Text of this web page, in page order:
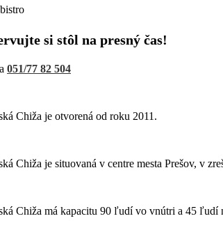
si stôl na presný čas!
051/77 82 504
Chiža je otvorená od roku 2011.
Chiža je situovaná v centre mesta Prešov, v
Chiža má kapacitu 90 ľudí vo vnútri a 45 ľudí